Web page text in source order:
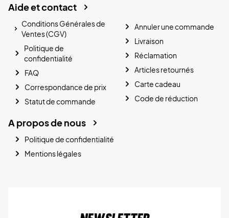
Aide et contact
Conditions Générales de
Ventes (CGV)
Politique de
confidentialité
FAQ
Correspondance de prix
Statut de commande
Annuler une commande
Livraison
Réclamation
Articles retournés
Carte cadeau
Code de réduction
A propos de nous
Politique de confidentialité
Mentions légales